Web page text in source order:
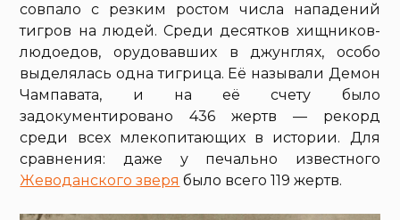
совпало с резким ростом числа нападений
тигров на людей. Среди десятков хищников-
людоедов, орудовавших в джунглях, особо
выделялась одна тигрица. Её называли Демон
Чампавата, и на её счету было
задокументировано 436 жертв — рекорд
среди всех млекопитающих в истории. Для
сравнения: даже у печально известного
Жеводанского зверя было всего 119 жертв.